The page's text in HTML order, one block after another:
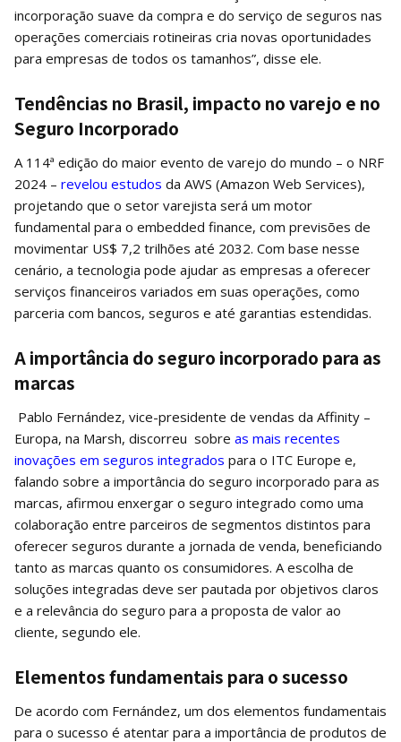
incorporação suave da compra e do serviço de seguros nas
operações comerciais rotineiras cria novas oportunidades
para empresas de todos os tamanhos”, disse ele.
Tendências no Brasil, impacto no varejo e no
Seguro Incorporado
A 114ª edição do maior evento de varejo do mundo – o NRF
2024 – revelou estudos da AWS (Amazon Web Services),
projetando que o setor varejista será um motor
fundamental para o embedded finance, com previsões de
movimentar US$ 7,2 trilhões até 2032. Com base nesse
cenário, a tecnologia pode ajudar as empresas a oferecer
serviços financeiros variados em suas operações, como
parceria com bancos, seguros e até garantias estendidas.
A importância do seguro incorporado para as
marcas
Pablo Fernández, vice-presidente de vendas da Affinity –
Europa, na Marsh, discorreu sobre as mais recentes
inovações em seguros integrados para o ITC Europe e,
falando sobre a importância do seguro incorporado para as
marcas, afirmou enxergar o seguro integrado como uma
colaboração entre parceiros de segmentos distintos para
oferecer seguros durante a jornada de venda, beneficiando
tanto as marcas quanto os consumidores. A escolha de
soluções integradas deve ser pautada por objetivos claros
e a relevância do seguro para a proposta de valor ao
cliente, segundo ele.
Elementos fundamentais para o sucesso
De acordo com Fernández, um dos elementos fundamentais
para o sucesso é atentar para a importância de produtos de